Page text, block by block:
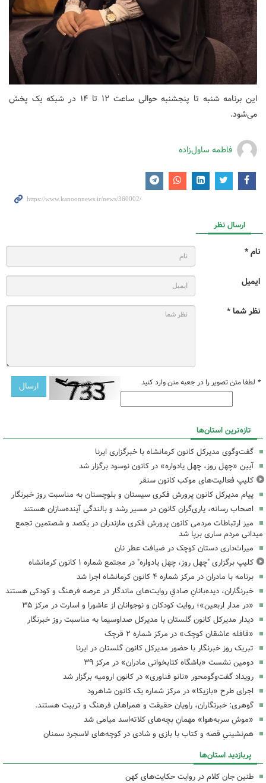
این برنامه شنبه تا پنجشنبه حوالی ساعت ۱۲ تا ۱۴ در شبکه یک پخش
می‌شود.
فاطمه ساول‌زاده
ارسال نظر
نام *
ایمیل
نظر شما *
* لطفا متن تصویر را در جعبه متن وارد کنید
تازه‌ترین استان‌ها
گفت‌وگوی مدیرکل کانون کرمانشاه با خبرگزاری ایرنا
آیین «چهل روز، چهل یادواره» در کانون نوسود برگزار شد
کلیپ فعالیت‌های موکب کانون سنقر
پیام مدیرکل کانون پرورش فکری سیستان و بلوچستان به مناسبت روز خبرنگار
اصحاب رسانه، یاری‌گران کانون در مسیر رشد و بالندگی آینده‌سازان هستند
میز ارتباطات مردمی کانون پرورش فکری مازندران در یکصد و شصتمین تجمع
میدانی مردم ساری برپا شد
میراث‌داری دستان کوچک در ضیافت عطر نان
کلیپ برگزاری "چهل روز، چهل یادواره" در مجتمع شماره ۱ کانون کرمانشاه
برنامه با مادران در مرکز شماره ۴ کانون کرمانشاه اجرا شد
خبرنگاران، دیده‌بانانِ صادقِ روایت‌های ماندگار در عرصه فرهنگ و کودکی هستند
«در مدار اربعین»؛ روایت کودکان و نوجوانان از عاشورا و اسارت در مرکز ۳۵
دیدار مدیرکل کانون گلستان با مدیرکل صداوسیما به مناسبت روز خبرنگار
«قافله عاشقان کوچک» در مرکز شماره ۲ قرچک
تبریک روز خبرنگار با حضور مدیرکل کانون گلستان در ایرنا
دومین نشست «باشگاه کتابخوانی مادران» در مرکز ۳۹
رویداد گفت‌وگومحور «نانو فناوری» در کانون ارومیه برگزار شد
اجرای طرح «بازیکا» در مرکز شماره یک کانون شاهرود
گوهری: خبرنگاران، راویان حقیقت و همراهان فرهنگ و تربیت هستند.
«موشِ سربه‌هوا» مهمانِ بچه‌های کلاته‌اسد میامی شد
هم‌نشینیِ قصه و کتاب با بازی و شادی در کوچه‌های لاسجرد سمنان
پربازدید استان‌ها
طنین جان کلام در روایت حکایت‌های کهن